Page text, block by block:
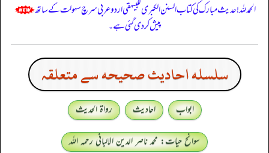
الحمدللہ! حدیث مبارک کی کتاب السنن الكبرى للبيهقي اردو عربی سرچ سہولت کے ساتھ
پیش کر دی گئی ہے۔
سلسله احاديث صحيحه سے متعلقہ
ابواب احادیث
رواۃ الحدیث
سوانح حیات: محمد ناصر الدین الالبانی رحمہ اللہ